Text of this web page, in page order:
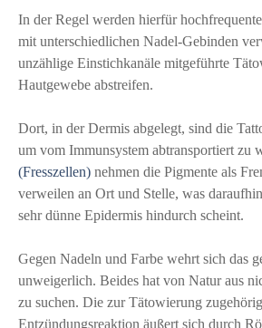
In der Regel werden hierfür
mit unterschiedlichen Nadel-Gebinden
unzählige Einstichkanäle mitgeführte
Hautgewebe abstreifen.
Dort, in der Dermis abgelegt, sind die
um vom Immunsystem abtransportiert zu
(Fresszellen) nehmen die Pigmente als
verweilen an Ort und Stelle, was
sehr dünne Epidermis hindurch scheint.
Gegen Nadeln und Farbe wehrt sich das
unweigerlich. Beides hat von Natur aus
zu suchen. Die zur Tätowierung
Entzündungsreaktion äußert sich durch